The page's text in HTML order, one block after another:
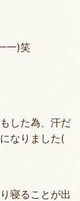
一)笑
した為、汗だ
なりました(
寝ることが出